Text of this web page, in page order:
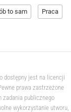
to sam Praca
dostępny jest na licencji
prawa zastrzeżone
zadania publicznego
wykorzystanie utworu,